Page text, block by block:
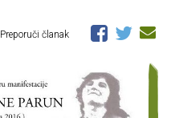
Preporuči članak